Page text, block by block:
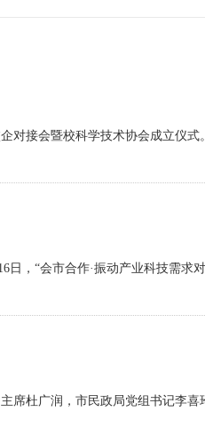
接会暨校科学技术协会成立仪式
，“会市合作·振动产业科技需求
杜广润，市民政局党组书记李喜